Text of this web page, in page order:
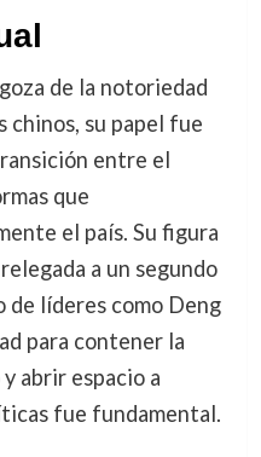
de la notoriedad
su papel fue
entre el
que
el país. Su figura
a un segundo
de líderes como Deng
para contener la
abrir espacio a
fue fundamental.